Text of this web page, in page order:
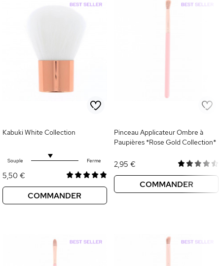
Kabuki White Collection
Souple Ferme
5,50 €
COMMANDER
Pinceau Applicateur Ombre à
Paupières *Rose Gold Collection*
2,95 €
COMMANDER